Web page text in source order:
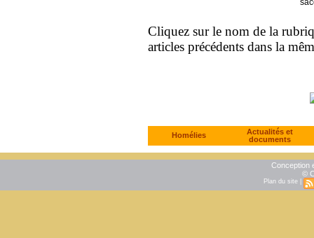
Cliquez sur le nom de la
articles précédents dans la
Homélies
Actualités et
documents
Conception
©
Plan du site